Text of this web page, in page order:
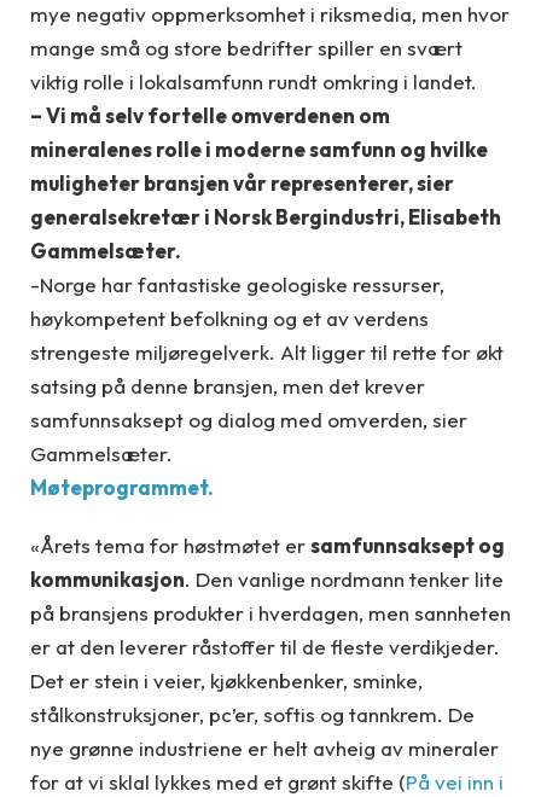
mye negativ oppmerksomhet i riksmedia, men hvor
mange små og store bedrifter spiller en svært
viktig rolle i lokalsamfunn rundt omkring i landet.
– Vi må selv fortelle omverdenen om
mineralenes rolle i moderne samfunn og hvilke
muligheter bransjen vår representerer, sier
generalsekretær i Norsk Bergindustri, Elisabeth
Gammelsæter.
-Norge har fantastiske geologiske ressurser,
høykompetent befolkning og et av verdens
strengeste miljøregelverk. Alt ligger til rette for økt
satsing på denne bransjen, men det krever
samfunnsaksept og dialog med omverden, sier
Gammelsæter.
Møteprogrammet.
«Årets tema for høstmøtet ersamfunnsaksept og
kommunikasjon. Den vanlige nordmann tenker lite
på bransjens produkter i hverdagen, men sannheten
er at den leverer råstoffer til de fleste verdikjeder.
Det er stein i veier, kjøkkenbenker, sminke,
stålkonstruksjoner, pc’er, softis og tannkrem. De
nye grønne industriene er helt avheig av mineraler
for at vi sklal lykkes med et grønt skifte (På vei inn i